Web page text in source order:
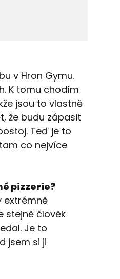
v Hron Gymu.
K tomu chodím
jsou to vlastně
že budu zápasit
Teď je to
co nejvíce
pizzerie?
extrémně
stejně člověk
Je to
jsem si ji